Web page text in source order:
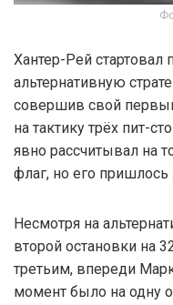
Хантер-Рей
альтернативную
совершив свой
на тактику трёх пит-
явно рассчитывал на
флаг, но его пришлось
Несмотря на
второй остановки на
третьим, впереди
момент было на одну